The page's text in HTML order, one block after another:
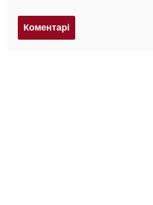
Коментарi